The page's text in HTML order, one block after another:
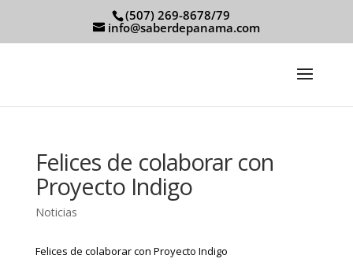
(507) 269-8678/79
info@saberdepanama.com
Felices de colaborar con
Proyecto Indigo
Noticias
Felices de colaborar con Proyecto Indigo